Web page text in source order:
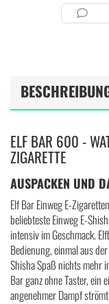
ELF BAR 600 -
ZIGARETTE
AUSPACKEN UND
Elf Bar Einweg E-
beliebteste Einweg E-
intensiv im Geschmack.
Bedienung, einmal aus
Shisha Spaß nichts mehr
Bar ganz ohne Taster, ein
angenehmer Dampf